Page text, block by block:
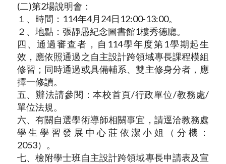
(二)第2場說明會：
１、時間：114年4月24日12:00-13:00。
２、地點：張靜愚紀念圖書館1樓秀德廳。
四、通過審查者，自114學年度第1學期起生
效，應依照通過之自主設計跨領域專長課程模組
修習；同時通過或具備輔系、雙主修身分者，應
擇一修讀。
五、辦法請參閱：本校首頁/行政單位/教務處/
單位法規。
六、有關自選學術導師相關事宜，請逕洽教務處
學生學習發展中心莊依潔小姐（分機：
2053）。
七、檢附學士班自主設計跨領域專長申請表及宣